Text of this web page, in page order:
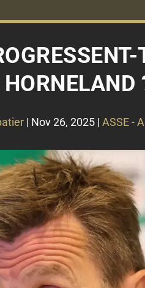
| Nov 26, 2025 | ASSE -